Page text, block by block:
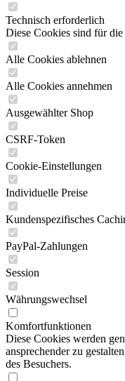
Technisch erforderlich
Diese Cookies sind für
Alle Cookies ablehnen
Alle Cookies annehmen
Ausgewählter Shop
CSRF-Token
Cookie-Einstellungen
Individuelle Preise
Kundenspezifisches
PayPal-Zahlungen
Session
Währungswechsel
Komfortfunktionen
Diese Cookies werden
ansprechender zu
des Besuchers.